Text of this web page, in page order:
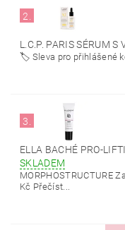
2.
L.C.P. PARIS SÉRUM S
🏷️ Sleva pro přihlášené
3.
ELLA BACHÉ PRO-
SKLADEM
MORPHOSTRUCTURE
Kč Přečíst...